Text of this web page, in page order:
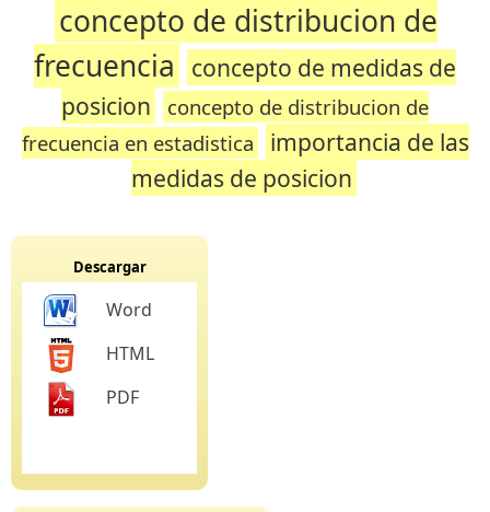
concepto de distribucion de
frecuencia
concepto de medidas de
posicion
concepto de distribucion de
frecuencia en estadistica
importancia de las
medidas de posicion
Descargar
Word
HTML
PDF